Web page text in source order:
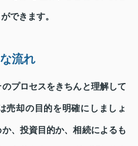
できます。
流れ
プロセスをきちんと理解して
売却の目的を明確にしましょ
、投資目的か、相続によるも